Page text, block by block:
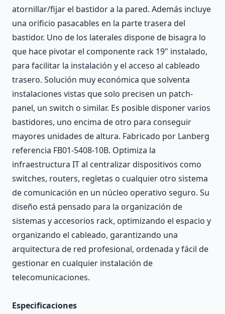
atornillar/fijar el bastidor a la pared. Además incluye
una orificio pasacables en la parte trasera del
bastidor. Uno de los laterales dispone de bisagra lo
que hace pivotar el componente rack 19" instalado,
para facilitar la instalación y el acceso al cableado
trasero. Solución muy económica que solventa
instalaciones vistas que solo precisen un patch-
panel, un switch o similar. Es posible disponer varios
bastidores, uno encima de otro para conseguir
mayores unidades de altura. Fabricado por Lanberg
referencia FB01-5408-10B. Optimiza la
infraestructura IT al centralizar dispositivos como
switches, routers, regletas o cualquier otro sistema
de comunicación en un núcleo operativo seguro. Su
diseño está pensado para la organización de
sistemas y accesorios rack, optimizando el espacio y
organizando el cableado, garantizando una
arquitectura de red profesional, ordenada y fácil de
gestionar en cualquier instalación de
telecomunicaciones.
Especificaciones